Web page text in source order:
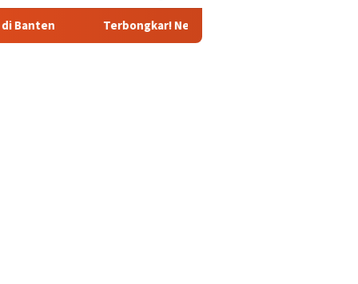
Terbongkar! Nenek Tewas di Deliserdang Ternyata Dibunuh